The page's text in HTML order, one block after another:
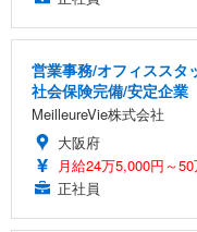
営業事務/オフィススタ
社会保険完備/安定企業
MeilleureVie株式会社
大阪府
月給24万5,000円～
正社員